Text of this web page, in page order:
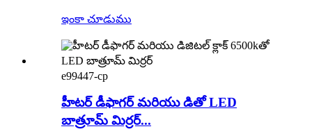
ఇంకా చూడుము
e99447-cp
హీటర్ డీఫాగర్ మరియు డితో LED
బాత్రూమ్ మిర్రర్...